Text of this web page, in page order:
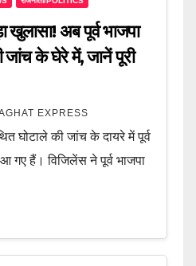
खुलासा! अब पूर्व भाजपा
जांच के घेरे में, जानें पूरी
EXPRESS
घोटाले की जांच के दायरे में पूर्व
गए हैं। विजिलेंस ने पूर्व भाजपा